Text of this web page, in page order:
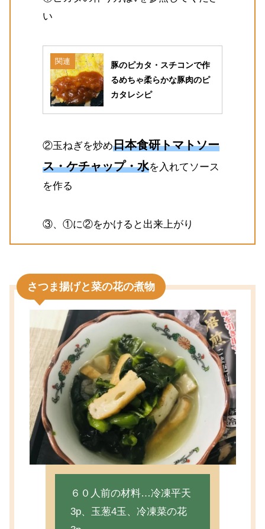
い
関連
豚のピカタ・スチコンで作
るめちゃ柔らかな豚肉のピ
カタレシピ
②玉ねぎを炒め日本食研トマトソー
ス・ケチャップ・水を入れてソース
を作る
③、①に②をかけると出来上がり
さつま揚げと菜の花の煮物
６０人前の材料…冷凍平天
3p、玉葱4玉、冷凍菜の花